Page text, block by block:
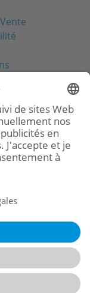
France